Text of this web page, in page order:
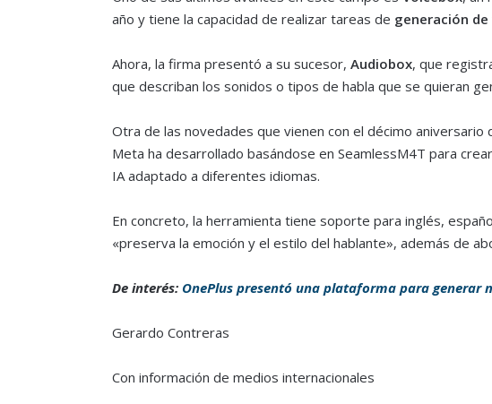
año y tiene la capacidad de realizar tareas de generación de
Ahora, la firma presentó a su sucesor, Audiobox, que
que describan los sonidos o tipos de habla que se quieran
Otra de las novedades que vienen con el décimo aniversario
Meta ha desarrollado basándose en SeamlessM4T para
IA adaptado a diferentes idiomas.
En concreto, la herramienta tiene soporte para inglés,
«preserva la emoción y el estilo del hablante», además de
De interés: OnePlus presentó una plataforma para generar
Gerardo Contreras
Con información de medios internacionales